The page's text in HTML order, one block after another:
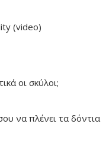
(video)
οι σκύλοι;
να πλένει τα δόντια